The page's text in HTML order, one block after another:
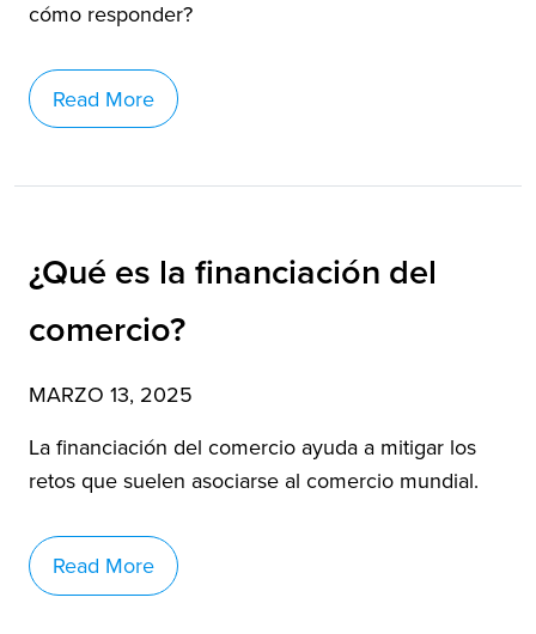
cómo responder?
Read More
¿Qué es la financiación del
comercio?
MARZO 13, 2025
La financiación del comercio ayuda a mitigar los
retos que suelen asociarse al comercio mundial.
Read More